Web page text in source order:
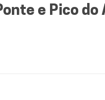
e Pico do